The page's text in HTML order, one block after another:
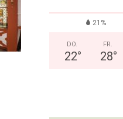
21%
DO.
22°
FR.
28°